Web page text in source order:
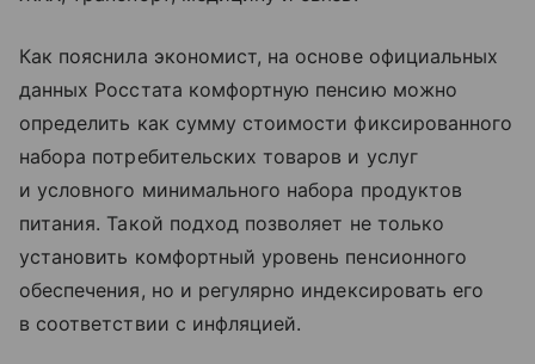
Как пояснила экономист, на основе официальных
данных Росстата комфортную пенсию можно
определить как сумму стоимости фиксированного
набора потребительских товаров и услуг
и условного минимального набора продуктов
питания. Такой подход позволяет не только
установить комфортный уровень пенсионного
обеспечения, но и регулярно индексировать его
в соответствии с инфляцией.